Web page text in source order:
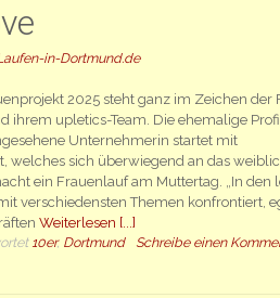
in-Dortmund.de
2025 steht ganz im Zeichen der
ihrem upletics-Team. Die ehemalige
Unternehmerin startet mit
welches sich überwiegend an das
ein Frauenlauf am Muttertag. „In den
verschiedensten Themen konfrontiert,
Weiterlesen [...]
10er, Dortmund Schreibe einen